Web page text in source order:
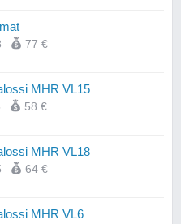
77 €
MHR VL15
58 €
MHR VL18
64 €
MHR VL6